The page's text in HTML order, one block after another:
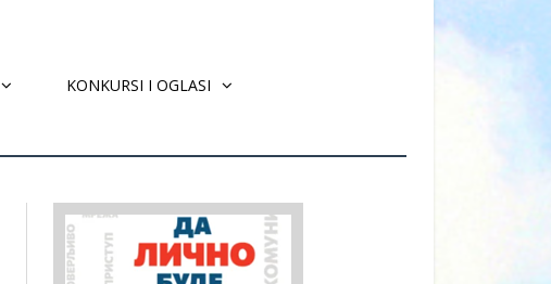
KONKURSI I OGLASI